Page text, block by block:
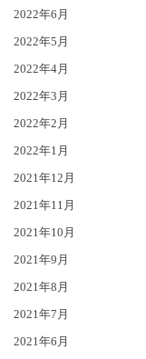
2022年6月
2022年5月
2022年4月
2022年3月
2022年2月
2022年1月
2021年12月
2021年11月
2021年10月
2021年9月
2021年8月
2021年7月
2021年6月